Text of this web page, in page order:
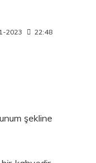
2023 22:48
şekline